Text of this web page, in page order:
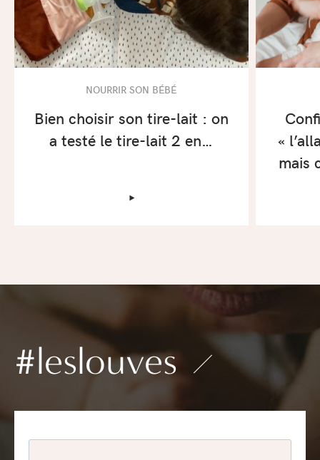
NOURRIR SON BÉBÉ
Bien choisir son tire-lait : on
a testé le tire-lait 2 en…
‣
«
mais
#leslouves